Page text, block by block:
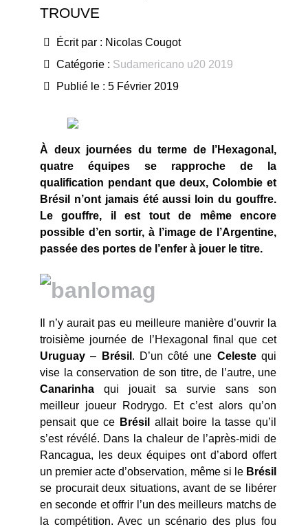
TROUVE
Écrit par : Nicolas Cougot
Catégorie : Sudamericano u20 2019
Publié le : 5 Février 2019
À deux journées du terme de l’Hexagonal,
quatre équipes se rapproche de la
qualification pendant que deux, Colombie et
Brésil n’ont jamais été aussi loin du gouffre.
Le gouffre, il est tout de même encore
possible d’en sortir, à l’image de l’Argentine,
passée des portes de l’enfer à jouer le titre.
Il n’y aurait pas eu meilleure manière d’ouvrir la
troisième journée de l’Hexagonal final que cet
Uruguay – Brésil . D’un côté une Celestequi
vise la conservation de son titre, de l’autre, une
Canarinha qui jouait sa survie sans son
meilleur joueur Rodrygo. Et c’est alors qu’on
pensait que ce Brésil
allait boire la tasse qu’il
s’est révélé. Dans la chaleur de l’après-midi de
Rancagua, les deux équipes ont d’abord offert
un premier acte d’observation, même si le Brésil
se procurait deux situations, avant de se libérer
en seconde et offrir l’un des meilleurs matchs de
la compétition. Avec un scénario des plus fou